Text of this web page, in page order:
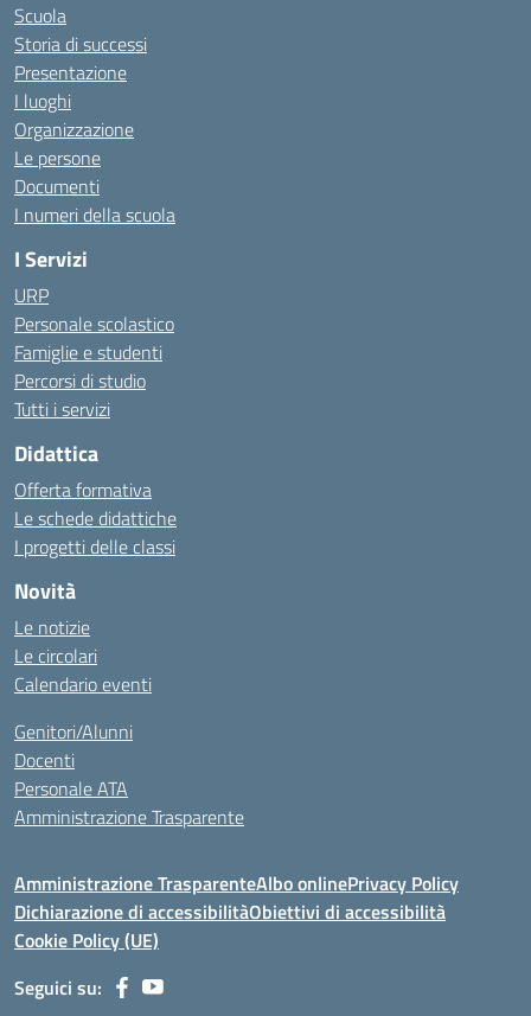
Scuola
Storia di successi
Presentazione
I luoghi
Organizzazione
Le persone
Documenti
I numeri della scuola
I Servizi
URP
Personale scolastico
Famiglie e studenti
Percorsi di studio
Tutti i servizi
Didattica
Offerta formativa
Le schede didattiche
I progetti delle classi
Novità
Le notizie
Le circolari
Calendario eventi
Genitori/Alunni
Docenti
Personale ATA
Amministrazione Trasparente
Amministrazione TrasparenteAlbo onlinePrivacy Policy
Dichiarazione di accessibilitàObiettivi di accessibilità
Cookie Policy (UE)
Seguici su: